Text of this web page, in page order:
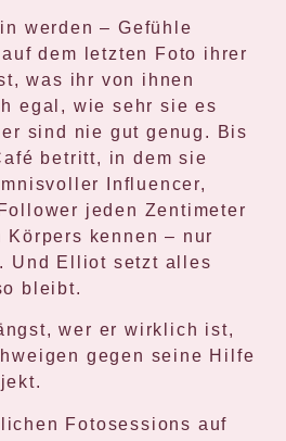
werden – Gefühle
dem letzten Foto ihrer
was ihr von ihnen
egal, wie sehr sie es
sind nie gut genug. Bis
betritt, in dem sie
Influencer,
jeden Zentimeter
kennen – nur
Und Elliot setzt alles
bleibt.
wer er wirklich ist,
gegen seine Hilfe
Fotosessions auf